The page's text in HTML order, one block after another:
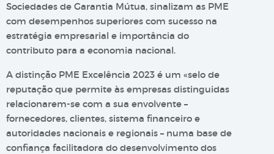
Sociedades de Garantia Mútua, sinalizam as PME
com desempenhos superiores com sucesso na
estratégia empresarial e importância do
contributo para a economia nacional.
A distinção PME Excelência 2023 é um «selo de
reputação que permite às empresas distinguidas
relacionarem-se com a sua envolvente –
fornecedores, clientes, sistema financeiro e
autoridades nacionais e regionais – numa base de
confiança facilitadora do desenvolvimento dos